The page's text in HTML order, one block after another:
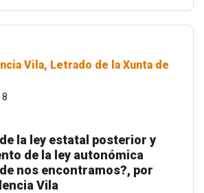
Vila, Letrado de la Xunta de
la ley estatal posterior y
de la ley autonómica
nos encontramos?, por
Vila